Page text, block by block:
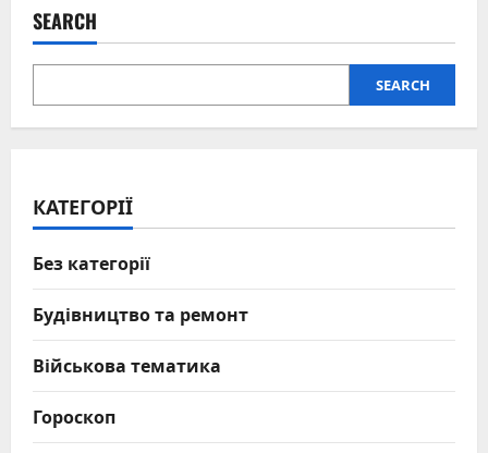
SEARCH
SEARCH
КАТЕГОРІЇ
Без категорії
Будівництво та ремонт
Військова тематика
Гороскоп